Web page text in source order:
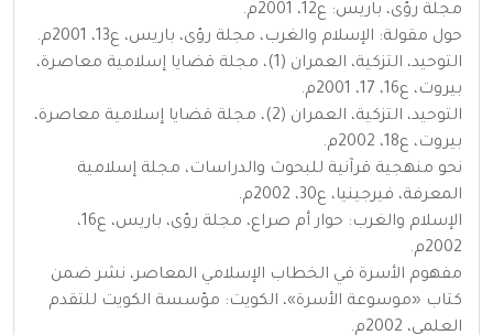
مجلة رؤى، باريس: ع12، 2001م.
حول مقولة: الإسلام والغرب، مجلة رؤى، باريس، ع13، 2001م.
التوحيد، التزكية، العمران (1)، مجلة قضايا إسلامية معاصرة،
بيروت، ع16، 17، 2001م.
التوحيد، التزكية، العمران (2)، مجلة قضايا إسلامية معاصرة،
بيروت، ع18، 2002م.
نحو منهجية قرآنية للبحوث والدراسات، مجلة إسلامية
المعرفة، فيرجينيا، ع30، 2002م.
الإسلام والغرب: حوار أم صراع، مجلة رؤى، باريس، ع16،
2002م.
مفهوم الأسرة في الخطاب الإسلامي المعاصر، نشر ضمن
كتاب «موسوعة الأسرة»، الكويت: مؤسسة الكويت للتقدم
العلمي، 2002م.